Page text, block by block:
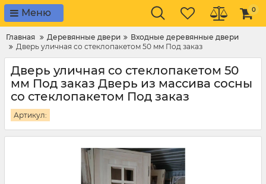
Меню 0
Главная Деревянные двери
Входные деревянные двери
Дверь уличная со стеклопакетом 50 мм Под заказ
Дверь уличная со стеклопакетом 50
мм Под заказ Дверь из массива сосны
со стеклопакетом Под заказ
Артикул: